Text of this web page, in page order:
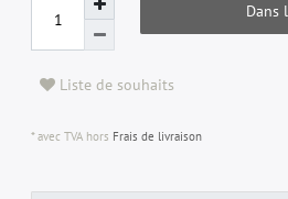
Dans
Liste de souhaits
* avec TVA hors Frais de livraison